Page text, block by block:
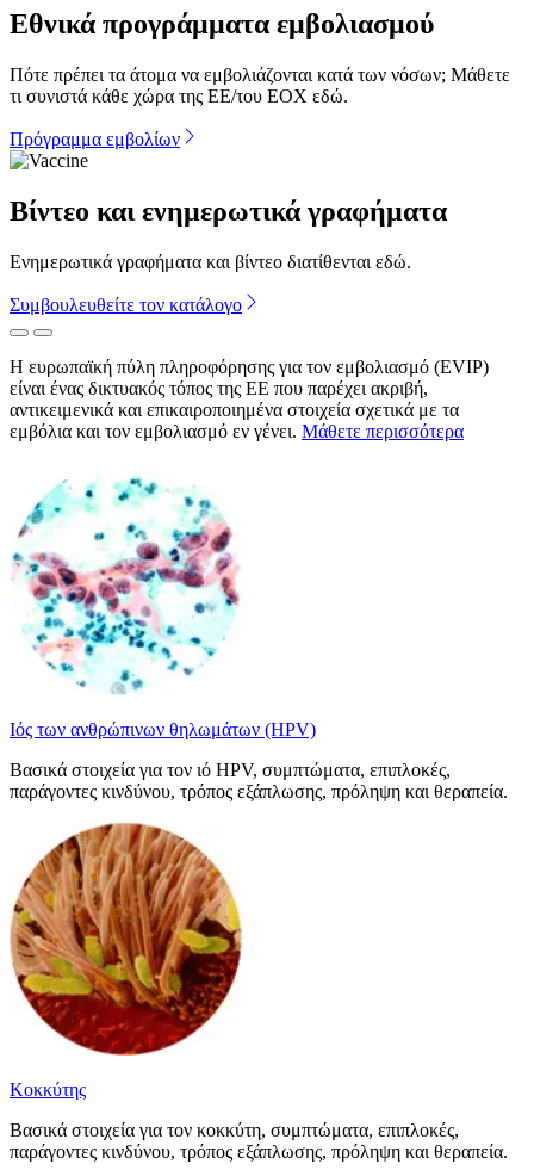
Εθνικά προγράμματα εμβολιασμού
Πότε πρέπει τα άτομα να εμβολιάζονται κατά των νόσων; Μάθετε
τι συνιστά κάθε χώρα της ΕΕ/του ΕΟΧ εδώ.
Πρόγραμμα εμβολίων
Βίντεο και ενημερωτικά γραφήματα
Ενημερωτικά γραφήματα και βίντεο διατίθενται εδώ.
Συμβουλευθείτε τον κατάλογο
Προηγούμενο
Επόμενο
Η ευρωπαϊκή πύλη πληροφόρησης για τον εμβολιασμό (EVIP)
είναι ένας δικτυακός τόπος της ΕΕ που παρέχει ακριβή,
αντικειμενικά και επικαιροποιημένα στοιχεία σχετικά με τα
εμβόλια και τον εμβολιασμό εν γένει. Μάθετε περισσότερα
Ιός των ανθρώπινων θηλωμάτων (HPV)
Βασικά στοιχεία για τον ιό HPV, συμπτώματα, επιπλοκές,
παράγοντες κινδύνου, τρόπος εξάπλωσης, πρόληψη και θεραπεία.
Κοκκύτης
Βασικά στοιχεία για τον κοκκύτη, συμπτώματα, επιπλοκές,
παράγοντες κινδύνου, τρόπος εξάπλωσης, πρόληψη και θεραπεία.